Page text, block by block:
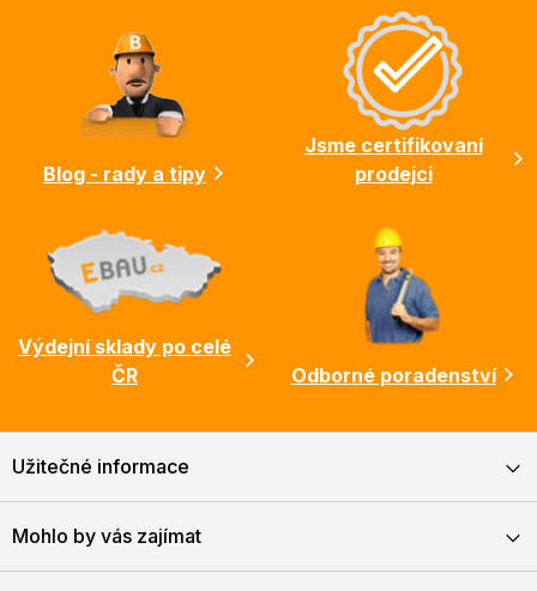
Blog - rady a tipy
Jsme certifikovaní
prodejci
Výdejní sklady po celé
ČR
Odborné poradenství
Užitečné informace
Mohlo by vás zajímat